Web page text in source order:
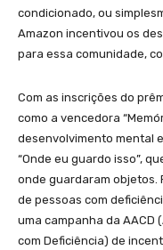
condicionado, ou
Amazon incentivou os
para essa comunidade,
Com as inscrições do
como a vencedora
desenvolvimento mental
“Onde eu guardo isso”,
onde guardaram objetos.
de pessoas com
uma campanha da AACD
com Deficiência) de